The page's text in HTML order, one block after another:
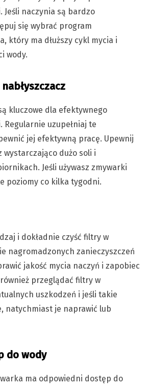
naczynia są bardzo
się wybrać program
który ma dłuższy cykl mycia i
wody.
kluczowe dla efektywnego
Regularnie uzupełniaj te
jej efektywną pracę. Upewnij
wystarczająco dużo soli i
Jeśli używasz zmywarki
poziomy co kilka tygodni.
i dokładnie czyść filtry w
nagromadzonych zanieczyszczeń
jakość mycia naczyń i zapobiec
przeglądać filtry w
uszkodzeń i jeśli takie
natychmiast je naprawić lub
do wody
ma odpowiedni dostęp do